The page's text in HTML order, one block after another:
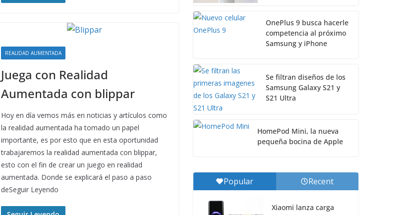
REALIDAD AUMENTADA
Juega con Realidad
Aumentada con blippar
Hoy en día vemos más en noticias y artículos como
la realidad aumentada ha tomado un papel
importante, es por esto que en esta oportunidad
trabajaremos la realidad aumentada con blippar,
esto con el fin de crear un juego en realidad
aumentada. Donde se explicará el paso a paso
deSeguir Leyendo
OnePlus 9 busca hacerle
competencia al próximo
Samsung y iPhone
Se filtran diseños de los
Samsung Galaxy S21 y
S21 Ultra
HomePod Mini, la nueva
pequeña bocina de Apple
Popular Recent
Xiaomi lanza carga